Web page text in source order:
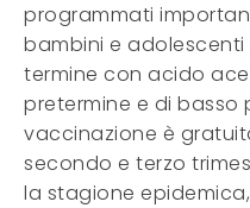
programmati
bambini e
termine con acido
pretermine e di basso
vaccinazione è
secondo e terzo
la stagione